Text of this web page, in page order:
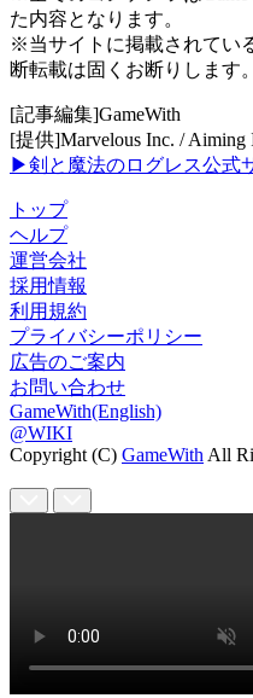
た内容となります。
※当サイトに掲載されてい
断転載は固くお断りします。
[記事編集]GameWith
[提供]Marvelous Inc. / Aiming
▶剣と魔法のログレス公式
トップ
ヘルプ
運営会社
採用情報
利用規約
プライバシーポリシー
広告のご案内
お問い合わせ
GameWith(English)
@WIKI
Copyright (C) GameWithAll